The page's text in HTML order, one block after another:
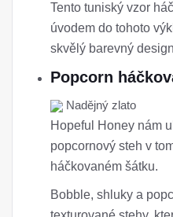
Tento tuniský vzor
úvodem do tohoto
skvělý barevný
Popcorn
Nadějný zlato
Hopeful Honey nám
popcornový steh v
háčkovaném šátku.
Bobble, shluky a